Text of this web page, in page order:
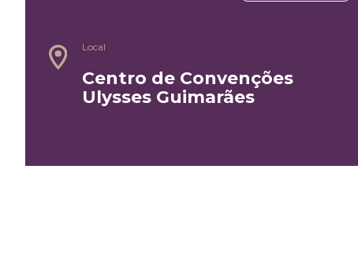
Local
Centro de Convenções
Ulysses Guimarães